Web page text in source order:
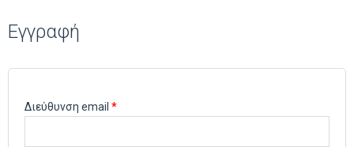
Εγγραφή
Διεύθυνση email *Απαιτείται